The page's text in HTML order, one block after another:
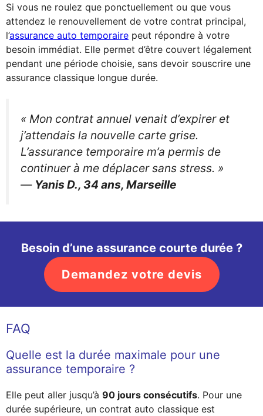
Si vous ne roulez que ponctuellement ou que vous
attendez le renouvellement de votre contrat principal,
l’assurance auto temporaire peut répondre à votre
besoin immédiat. Elle permet d’être couvert légalement
pendant une période choisie, sans devoir souscrire une
assurance classique longue durée.
« Mon contrat annuel venait d’expirer et
j’attendais la nouvelle carte grise.
L’assurance temporaire m’a permis de
continuer à me déplacer sans stress. »
— Yanis D., 34 ans, Marseille
Besoin d’une assurance courte durée ?
Demandez votre devis
FAQ
Quelle est la durée maximale pour une
assurance temporaire ?
Elle peut aller jusqu’à 90 jours consécutifs. Pour une
durée supérieure, un contrat auto classique est